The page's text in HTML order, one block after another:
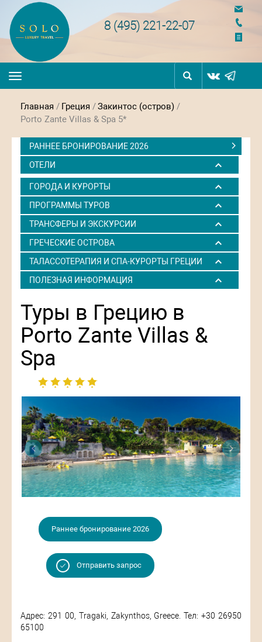
8 (495) 221-22-07
Toggle
navigation
Главная / Греция /Закинтос (остров) /
Porto Zante Villas & Spa 5*
РАННЕЕ БРОНИРОВАНИЕ 2026
ОТЕЛИ
ГОРОДА И КУРОРТЫ
ПРОГРАММЫ ТУРОВ
ТРАНСФЕРЫ И ЭКСКУРСИИ
ГРЕЧЕСКИЕ ОСТРОВА
ТАЛАССОТЕРАПИЯ И СПА-КУРОРТЫ ГРЕЦИИ
ПОЛЕЗНАЯ ИНФОРМАЦИЯ
Туры в Грецию в
Porto Zante Villas &
Spa
Раннее бронирование 2026
Отправить запрос
Адрес: 291 00, Tragaki, Zakynthos, Greece. Тел: +30 26950
65100